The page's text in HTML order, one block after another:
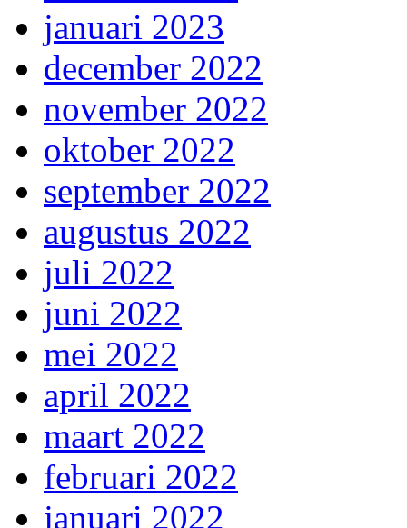
januari 2023
december 2022
november 2022
oktober 2022
september 2022
augustus 2022
juli 2022
juni 2022
mei 2022
april 2022
maart 2022
februari 2022
januari 2022